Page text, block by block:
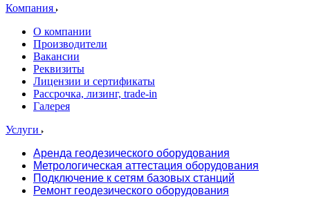
Компания
О компании
Производители
Вакансии
Реквизиты
Лицензии и сертификаты
Рассрочка, лизинг, trade-in
Галерея
Услуги
Аренда геодезического оборудования
Метрологическая аттестация оборудования
Подключение к сетям базовых станций
Ремонт геодезического оборудования